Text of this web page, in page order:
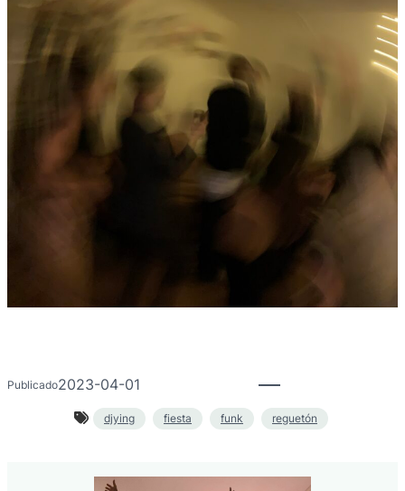
Publicado2023-04-01
djying fiesta funk reguetón